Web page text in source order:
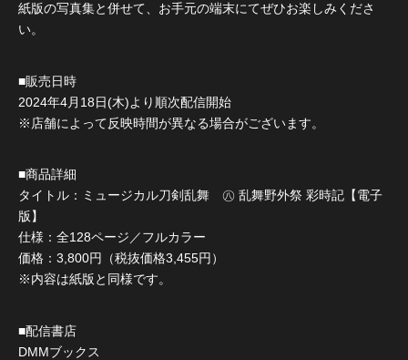
紙版の写真集と併せて、お手元の端末にてぜひお楽しみくださ
い。
■販売日時
2024年4月18日(木)より順次配信開始
※店舗によって反映時間が異なる場合がございます。
■商品詳細
タイトル：ミュージカル刀剣乱舞 ㊇ 乱舞野外祭 彩時記【電子
版】
仕様：全128ページ／フルカラー
価格：3,800円（税抜価格3,455円）
※内容は紙版と同様です。
■配信書店
DMMブックス